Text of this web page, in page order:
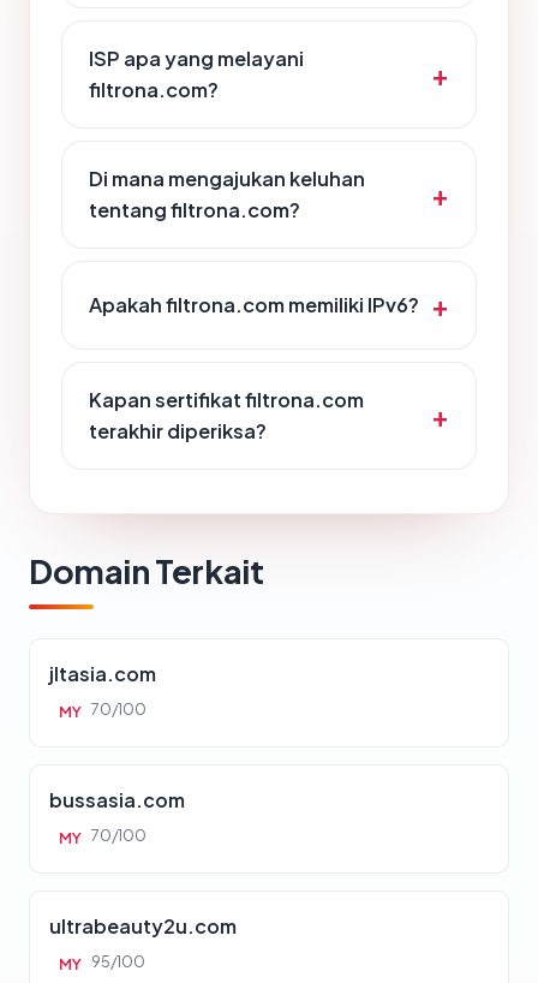
ISP apa yang melayani
filtrona.com?
Di mana mengajukan keluhan
tentang filtrona.com?
Apakah filtrona.com memiliki IPv6?
Kapan sertifikat filtrona.com
terakhir diperiksa?
Domain Terkait
jltasia.com
MY 70/100
bussasia.com
MY 70/100
ultrabeauty2u.com
MY 95/100